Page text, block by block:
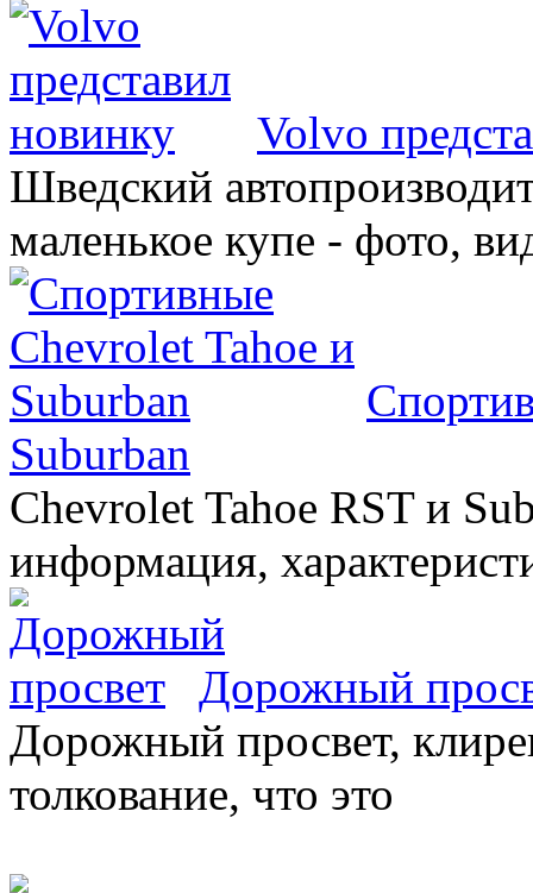
Volvo
Шведский
маленькое купе - фото,
Suburban
Chevrolet Tahoe RST и
информация,
Дорожный
Дорожный просвет,
толкование, что это